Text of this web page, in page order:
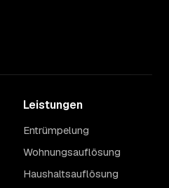
Leistungen
Entrümpelung
Wohnungsauflösung
Haushaltsauflösung